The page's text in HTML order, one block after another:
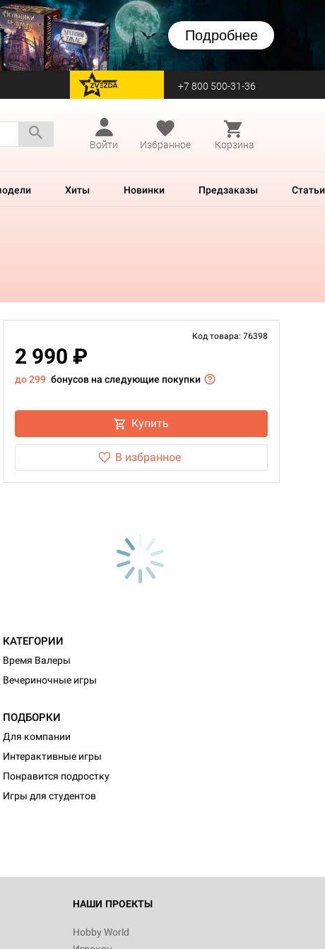
Подробнее
перейти на Zvezda +7 800 500-31-36
Войти
Избранное Корзина
Хиты Новинки Предзаказы Статьи
Код товара: 76398
2 990 ₽
до 299 бонусов на следующие покупки
Купить
В избранное
КАТЕГОРИИ
Время Валеры
Вечериночные игры
ПОДБОРКИ
Для компании
Интерактивные игры
Понравится подростку
Игры для студентов
НАШИ ПРОЕКТЫ
Hobby World